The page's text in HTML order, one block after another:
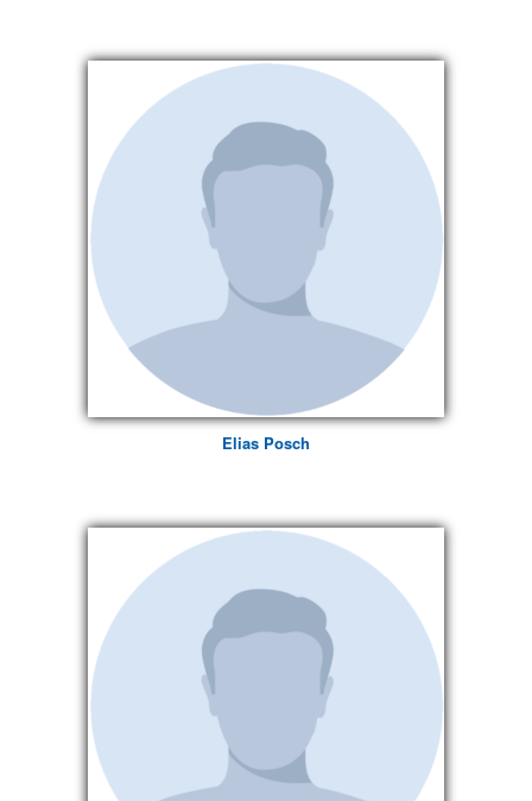
Elias Posch